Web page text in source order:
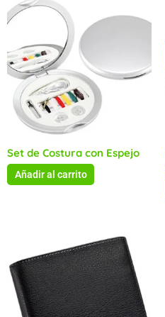
Set de Costura con Espejo
Añadir al carrito